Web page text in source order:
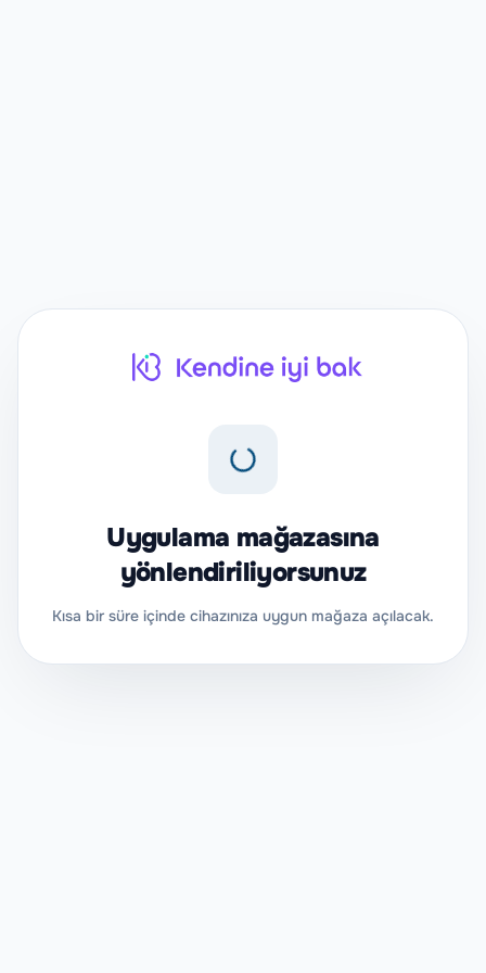
Uygulama mağazasına
yönlendiriliyorsunuz
Kısa bir süre içinde cihazınıza uygun mağaza açılacak.